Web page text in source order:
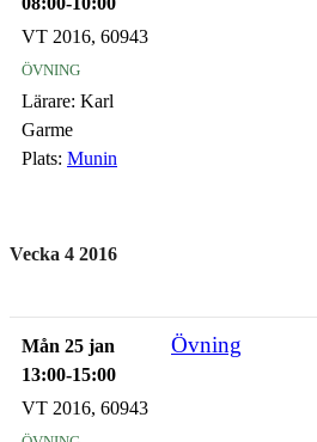
VT 2016, 60943
övning
Lärare: Karl
Garme
Plats: Munin
Vecka 4 2016
Mån 25 jan
13:00-15:00
Övning
VT 2016, 60943